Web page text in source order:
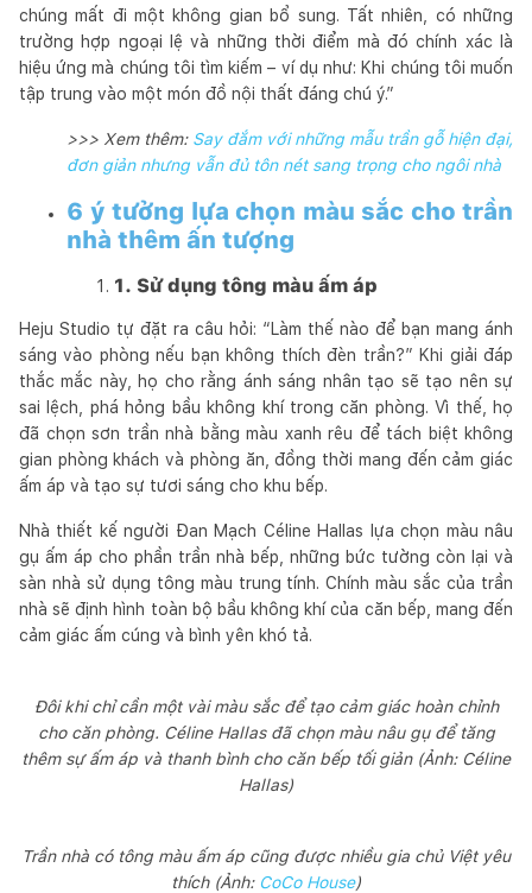
chúng mất đi một không gian bổ sung. Tất nhiên, có những
trường hợp ngoại lệ và những thời điểm mà đó chính xác là
hiệu ứng mà chúng tôi tìm kiếm – ví dụ như: Khi chúng tôi muốn
tập trung vào một món đồ nội thất đáng chú ý.”
>>> Xem thêm: Say đắm với những mẫu trần gỗ hiện đại,
đơn giản nhưng vẫn đủ tôn nét sang trọng cho ngôi nhà
6 ý tưởng lựa chọn màu sắc cho trần
nhà thêm ấn tượng
1. Sử dụng tông màu ấm áp
Heju Studio tự đặt ra câu hỏi: “Làm thế nào để bạn mang ánh
sáng vào phòng nếu bạn không thích đèn trần?” Khi giải đáp
thắc mắc này, họ cho rằng ánh sáng nhân tạo sẽ tạo nên sự
sai lệch, phá hỏng bầu không khí trong căn phòng. Vì thế, họ
đã chọn sơn trần nhà bằng màu xanh rêu để tách biệt không
gian phòng khách và phòng ăn, đồng thời mang đến cảm giác
ấm áp và tạo sự tươi sáng cho khu bếp.
Nhà thiết kế người Đan Mạch Céline Hallas lựa chọn màu nâu
gụ ấm áp cho phần trần nhà bếp, những bức tường còn lại và
sàn nhà sử dụng tông màu trung tính. Chính màu sắc của trần
nhà sẽ định hình toàn bộ bầu không khí của căn bếp, mang đến
cảm giác ấm cúng và bình yên khó tả.
Đôi khi chỉ cần một vài màu sắc để tạo cảm giác hoàn chỉnh
cho căn phòng. Céline Hallas đã chọn màu nâu gụ để tăng
thêm sự ấm áp và thanh bình cho căn bếp tối giản (Ảnh: Céline
Hallas)
Trần nhà có tông màu ấm áp cũng được nhiều gia chủ Việt yêu
thích (Ảnh: CoCo House)